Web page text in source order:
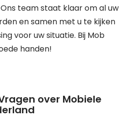
team staat klaar om al uw
en samen met u te kijken
voor uw situatie. Bij Mob
handen!
over Mobiele